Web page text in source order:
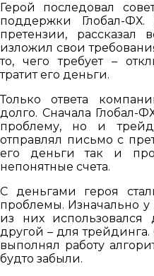
Герой последовал
поддержки Глобал-
претензии,
изложил свои
то, чего требует –
тратит его деньги.
Только ответа
долго. Сначала Глобал-
проблему, но и
отправлял письмо с
его деньги так и
непонятные счета.
С деньгами героя
проблемы. Изначально
из них
другой – для
выполнял работу
будто забыли.